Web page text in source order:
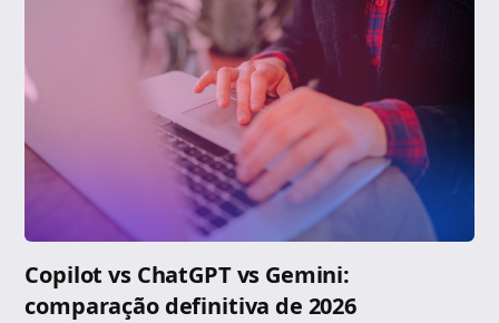
Copilot vs ChatGPT vs Gemini:
comparação definitiva de 2026